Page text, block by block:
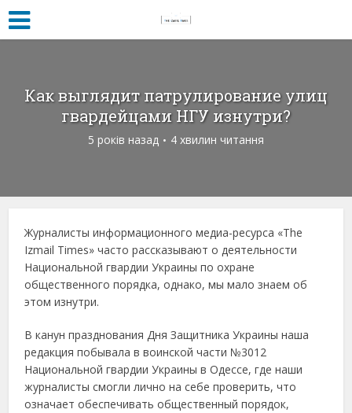
Как выглядит патрулирование улиц
гвардейцами НГУ изнутри?
5 років назад 4 хвилин читання
Журналисты информационного медиа-ресурса «The
Izmail Times» часто рассказывают о деятельности
Национальной гвардии Украины по охране
общественного порядка, однако, мы мало знаем об
этом изнутри.
В канун празднования Дня Защитника Украины наша
редакция побывала в воинской части №3012
Национальной гвардии Украины в Одессе, где наши
журналисты смогли лично на себе проверить, что
означает обеспечивать общественный порядок,